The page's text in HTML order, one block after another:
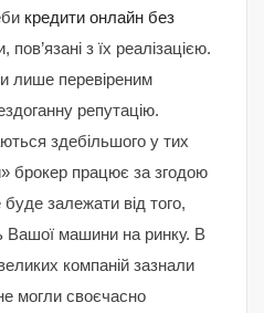
кредити онлайн без
пов’язані з їх реалізацією.
лише перевіреним
репутацію.
здебільшого у тих
брокер працює за згодою
буде залежати від того,
Вашої машини на ринку. В
компаній зазнали
могли своєчасно